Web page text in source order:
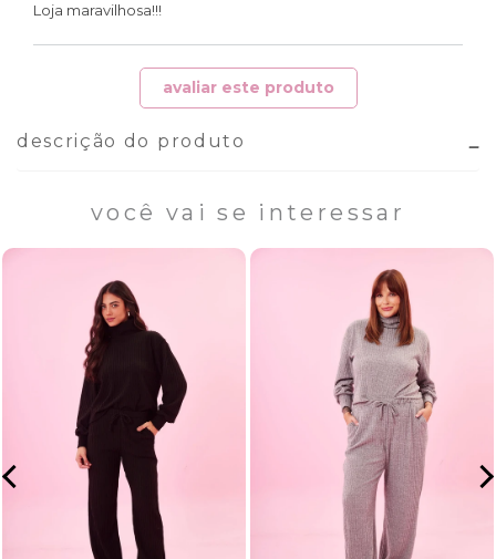
Loja maravilhosa!!!
avaliar este produto
descrição do produto
você vai se interessar